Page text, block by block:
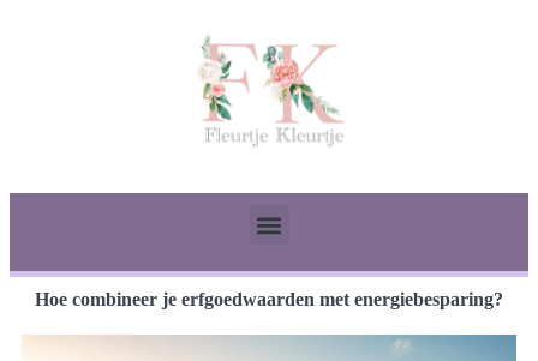
Hoe combineer je erfgoedwaarden met energiebesparing?